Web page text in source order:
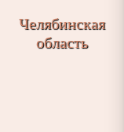
Челябинская
область